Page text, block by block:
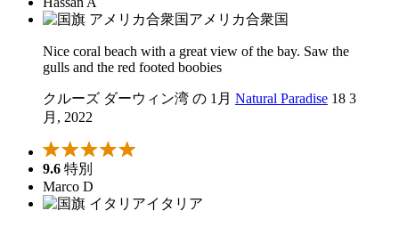
アメリカ合衆国
Nice coral beach with a great view of the bay. Saw the
gulls and the red footed boobies
クルーズ ダーウィン湾 の 1月 Natural Paradise 18 3
月, 2022
9.6 特別
Marco D
イタリア